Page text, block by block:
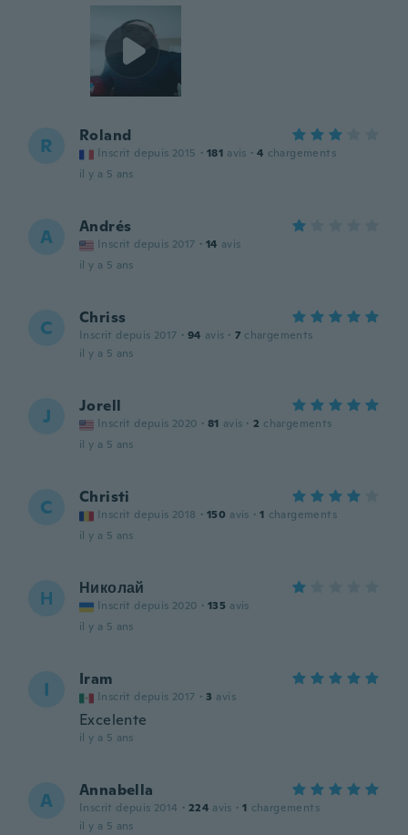
R Roland
Inscrit depuis 2015 · 181 avis · 4 chargements
il y a 5 ans
A Andrés
Inscrit depuis 2017 · 14 avis
il y a 5 ans
C Chriss
Inscrit depuis 2017 · 94 avis · 7 chargements
il y a 5 ans
J Jorell
Inscrit depuis 2020 · 81 avis · 2 chargements
il y a 5 ans
C Christi
Inscrit depuis 2018 · 150 avis · 1 chargements
il y a 5 ans
Н Николай
Inscrit depuis 2020 · 135 avis
il y a 5 ans
I Iram
Inscrit depuis 2017 · 3 avis
Excelente
il y a 5 ans
A Annabella
Inscrit depuis 2014 · 224 avis · 1 chargements
il y a 5 ans